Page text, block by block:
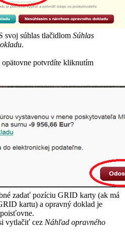
svoj súhlas tlačidlom Súhlas
.
opätovne potvrdíte kliknutím
zadať pozíciu GRID karty (ak má
kartu) a opravný doklad je
vytlačiť cez Náhľad opravného